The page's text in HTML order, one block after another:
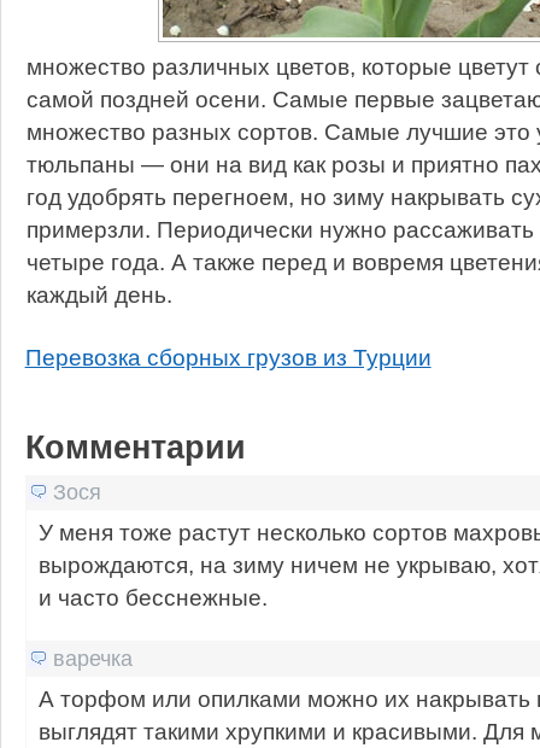
множество различных цветов, которые
самой поздней осени. Самые первые
множество разных сортов. Самые лучшие это
тюльпаны — они на вид как розы и приятно
год удобрять перегноем, но зиму накрывать
примерзли. Периодически нужно
четыре года. А также перед и вовремя
каждый день.
Перевозка сборных грузов из Турции
Комментарии
Зося
У меня тоже растут несколько сортов
вырождаются, на зиму ничем не укрываю,
и часто бесснежные.
варечка
А торфом или опилками можно их
выглядят такими хрупкими и красивыми. Для